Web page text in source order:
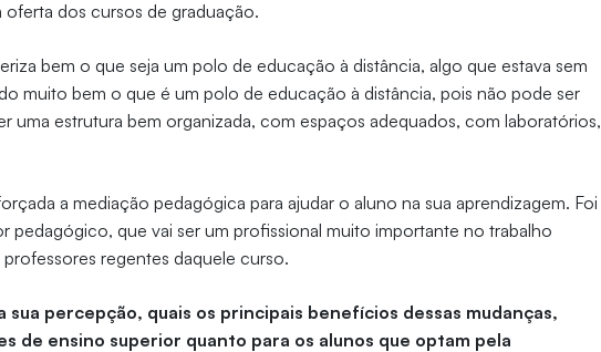
dos cursos de graduação.
bem o que seja um polo de educação à distância, algo que estava sem
muito bem o que é um polo de educação à distância, pois não pode ser
uma estrutura bem organizada, com espaços adequados, com laboratórios,
a mediação pedagógica para ajudar o aluno na sua aprendizagem. Foi
pedagógico, que vai ser um profissional muito importante no trabalho
regentes daquele curso.
percepção, quais os principais benefícios dessas mudanças,
de ensino superior quanto para os alunos que optam pela